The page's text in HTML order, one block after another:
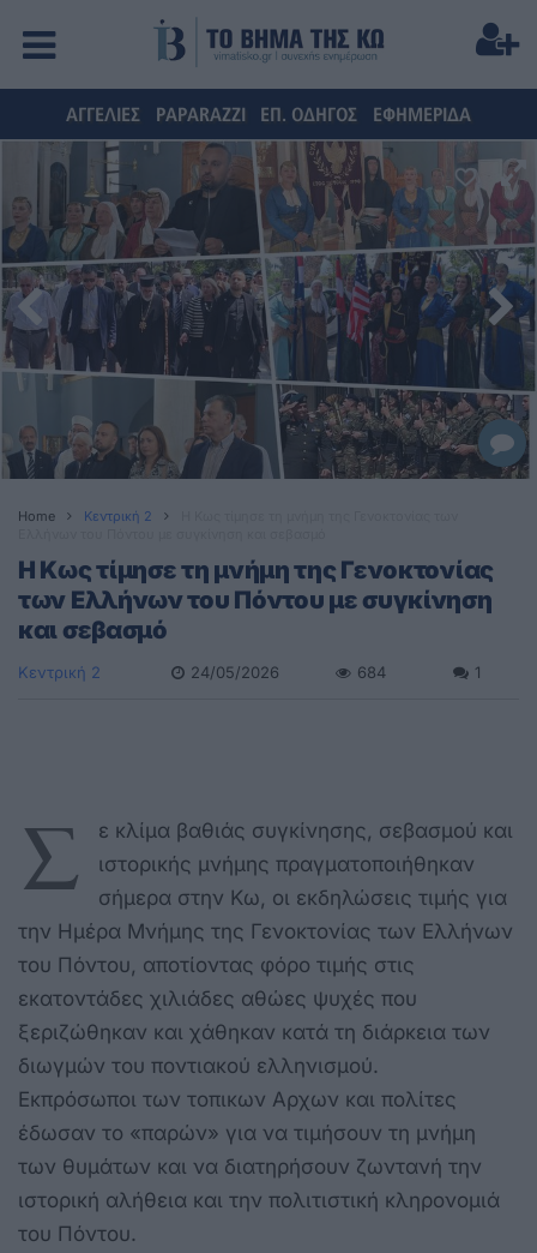
ΑΓΓΕΛΙΕΣ PAPARAZZI ΕΠ. ΟΔΗΓΟΣ ΕΦΗΜΕΡΙΔΑ
Home Κεντρική 2
Η Κως τίμησε τη μνήμη της Γενοκτονίας
των Ελλήνων του Πόντου με συγκίνηση
και σεβασμό
Κεντρική 2 24/05/2026 684 1
Σ
ε κλίμα βαθιάς συγκίνησης, σεβασμού και
ιστορικής μνήμης πραγματοποιήθηκαν
σήμερα στην Κω, οι εκδηλώσεις τιμής για
την Ημέρα Μνήμης της Γενοκτονίας των Ελλήνων
του Πόντου, αποτίοντας φόρο τιμής στις
εκατοντάδες χιλιάδες αθώες ψυχές που
ξεριζώθηκαν και χάθηκαν κατά τη διάρκεια των
διωγμών του ποντιακού ελληνισμού.
Εκπρόσωποι των τοπικων Αρχων και πολίτες
έδωσαν το «παρών» για να τιμήσουν τη μνήμη
των θυμάτων και να διατηρήσουν ζωντανή την
ιστορική αλήθεια και την πολιτιστική κληρονομιά
του Πόντου.